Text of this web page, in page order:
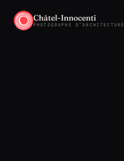
Châtel-Innocenti
PHOTOGRAPHE D’ARCHITECTURE